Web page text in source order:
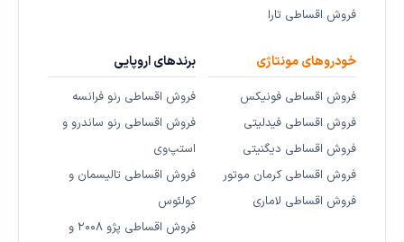
فروش اقساطی تارا
خودروهای مونتاژی
فروش اقساطی فونیکس
فروش اقساطی فیدلیتی
فروش اقساطی دیگنیتی
فروش اقساطی کرمان موتور
فروش اقساطی لاماری
برندهای اروپایی
فروش اقساطی رنو فرانسه
فروش اقساطی رنو ساندرو و
استپ‌وی
فروش اقساطی تالیسمان و
کولئوس
فروش اقساطی پژو ۲۰۰۸ و